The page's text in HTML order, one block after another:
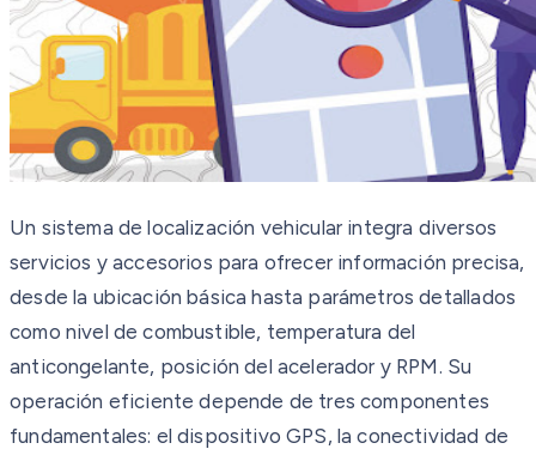
Un sistema de localización vehicular integra diversos
servicios y accesorios para ofrecer información precisa,
desde la ubicación básica hasta parámetros detallados
como nivel de combustible, temperatura del
anticongelante, posición del acelerador y RPM. Su
operación eficiente depende de tres componentes
fundamentales: el dispositivo GPS, la conectividad de